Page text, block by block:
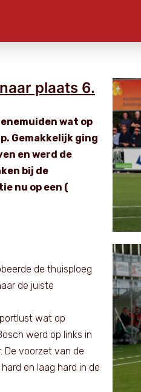
plaats 6.
wat op
Gemakkelijk ging
en werd de
bij de
nu op een (
de thuisploeg
de juiste
wat op
werd op links in
De voorzet van de
en laag hard in de